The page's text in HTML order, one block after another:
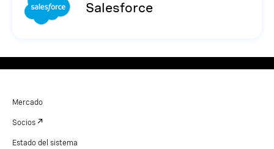
Salesforce
Mercado
Socios
Estado del sistema